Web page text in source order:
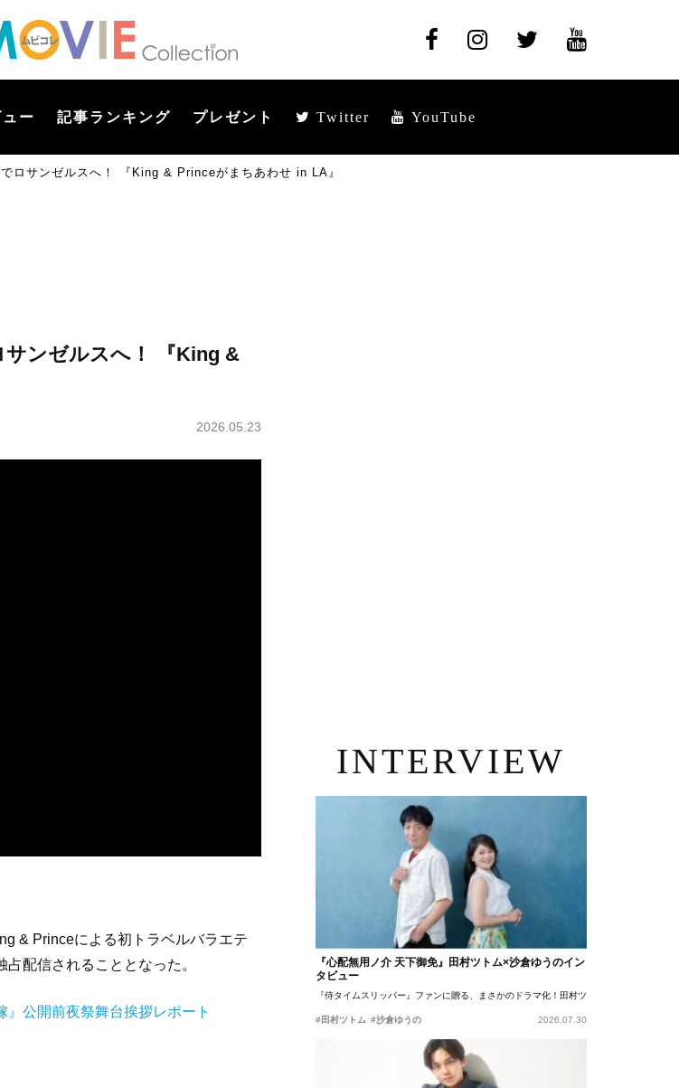
ー 記事ランキング プレゼント Twitter YouTube
ロサンゼルスへ！ 『King & Princeがまちあわせ in LA』
ンゼルスへ！ 『King &
2026.05.23
& Princeによる初トラベルバラエテ
配信されることとなった。
』公開前夜祭舞台挨拶レポート
INTERVIEW
『心配無用ノ介 天下御免』田村ツトム×沙倉ゆうのイン
タビュー
『侍タイムスリッパー』ファンに贈る、まさかのドラマ化！田村ツトム×沙倉ゆうのが語
#田村ツトム #沙倉ゆうの 2026.07.30